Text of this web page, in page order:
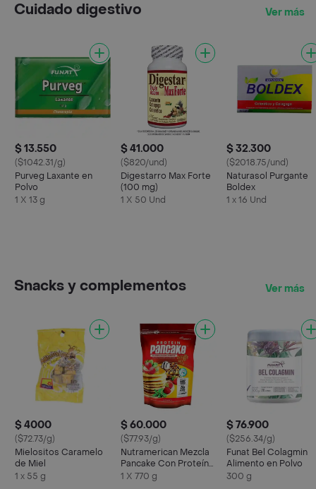
Cuidado digestivo Ver más
$ 13.550
($1042.31/g)
Purveg Laxante en
Polvo
1 X 13 g
$ 41.000
($820/und)
Digestarro Max Forte
(100 mg)
1 X 50 Und
$ 32.300
($2018.75/und)
Naturasol Purgante
Boldex
1 x 16 Und
Snacks y complementos Ver más
$ 4000
($72.73/g)
Mielositos Caramelo
de Miel
1 x 55 g
$ 60.000
($77.93/g)
Nutramerican Mezcla
Pancake Con Proteína
Original
1 X 770 g
$ 76.900
($256.34/g)
Funat Bel Colagmin
Alimento en Polvo
300 g